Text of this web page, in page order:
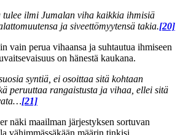
tulee ilmi Jumalan viha kaikkia ihmisiä
ja siveettömyytensä takia.[20]
vain perua vihaansa ja suhtautua ihmiseen
on hänestä kaukana.
syntiä, ei osoittaa sitä kohtaan
peruuttaa rangaistusta ja vihaa, ellei sitä
[21]
näki maailman järjestyksen sortuvan
vähimmässäkään määrin tinkisi